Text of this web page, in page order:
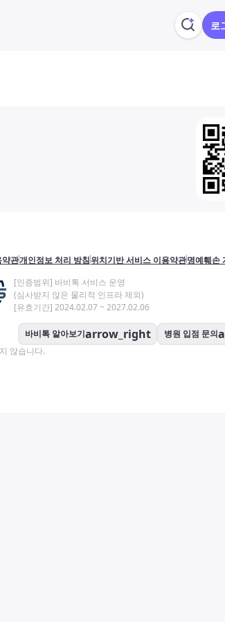
로
약관개인정보 처리 방침위치기반 서비스 이용약관명예훼손
[인증범위] 바비톡 서비스 운영
(심사받지 않은 물리적 인프라 제외)
[유효기간] 2024.02.07 ~ 2027.02.06
바비톡 알아보기arrow_right 병원 입점 문의
않습니다.